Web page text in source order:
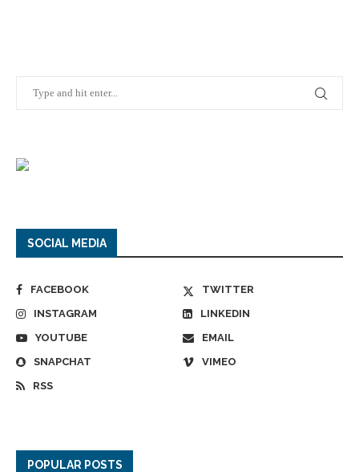
SOCIAL MEDIA
FACEBOOK
TWITTER
INSTAGRAM
LINKEDIN
YOUTUBE
EMAIL
SNAPCHAT
VIMEO
RSS
POPULAR POSTS